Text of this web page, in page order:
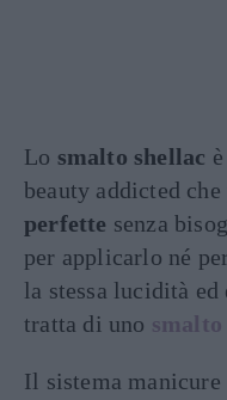
Lo smalto shellac
beauty addicted
perfette senza
per applicarlo né
la stessa lucidità
tratta di uno
Il sistema